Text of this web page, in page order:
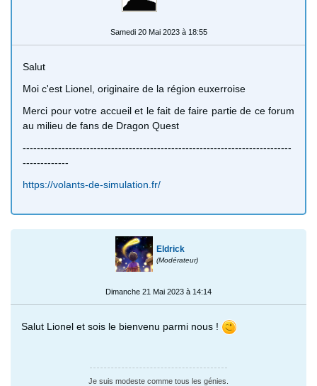
Samedi 20 Mai 2023 à 18:55
Salut
Moi c'est Lionel, originaire de la région euxerroise
Merci pour votre accueil et le fait de faire partie de ce forum
au milieu de fans de Dragon Quest
----------------------------------------------------------------------------
-------------
https://volants-de-simulation.fr/
Eldrick
(Modérateur)
Dimanche 21 Mai 2023 à 14:14
Salut Lionel et sois le bienvenu parmi nous !
Je suis modeste comme tous les génies.